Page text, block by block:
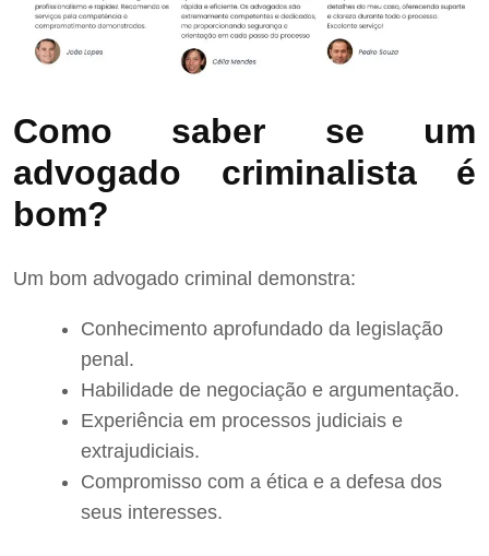
Como saber se um
advogado criminalista é
bom?
Um bom advogado criminal demonstra:
Conhecimento aprofundado da legislação
penal.
Habilidade de negociação e argumentação.
Experiência em processos judiciais e
extrajudiciais.
Compromisso com a ética e a defesa dos
seus interesses.